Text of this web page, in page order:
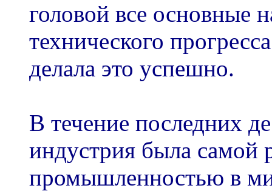
головой все основные
технического
делала это успешно.
В течение последних
индустрия была самой
промышленностью в